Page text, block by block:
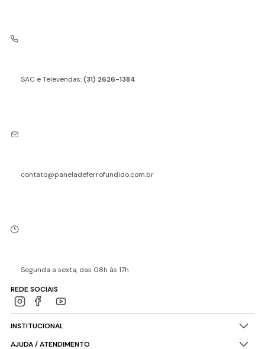
SAC e Televendas:(31) 2626-1384
contato@paneladeferrofundido.com.br
Segunda a sexta, das 08h às 17h
REDE SOCIAIS
INSTITUCIONAL
AJUDA / ATENDIMENTO